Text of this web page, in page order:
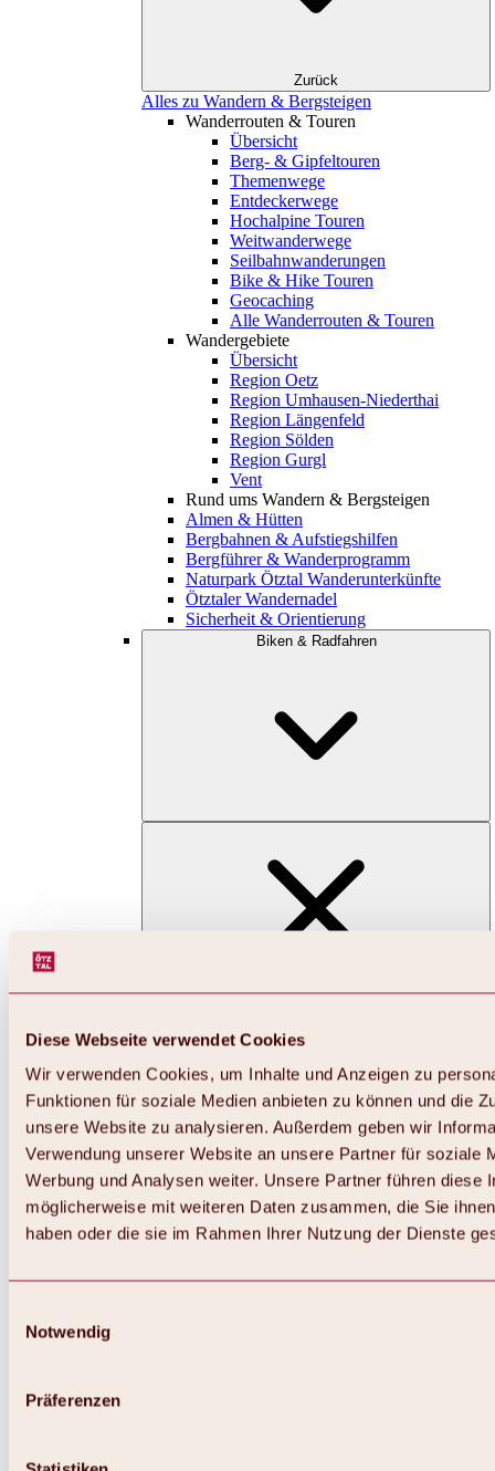
Diese Webseite verwendet Cookies
Wir verwenden Cookies, um Inhalte und Anzeigen zu
Funktionen für soziale Medien anbieten zu können und die
unsere Website zu analysieren. Außerdem geben wir
Verwendung unserer Website an unsere Partner für soziale
Werbung und Analysen weiter. Unsere Partner führen diese
möglicherweise mit weiteren Daten zusammen, die Sie
haben oder die sie im Rahmen Ihrer Nutzung der Dienste
Notwendig
Präferenzen
Zurück
Alles zu Wandern & Bergsteigen
Wanderrouten & Touren
Übersicht
Berg- & Gipfeltouren
Themenwege
Entdeckerwege
Hochalpine Touren
Weitwanderwege
Seilbahnwanderungen
Bike & Hike Touren
Geocaching
Alle Wanderrouten & Touren
Wandergebiete
Übersicht
Region Oetz
Region Umhausen-Niederthai
Region Längenfeld
Region Sölden
Region Gurgl
Vent
Rund ums Wandern & Bergsteigen
Almen & Hütten
Bergbahnen & Aufstiegshilfen
Bergführer & Wanderprogramm
Naturpark Ötztal Wanderunterkünfte
Ötztaler Wandernadel
Sicherheit & Orientierung
Biken & Radfahren